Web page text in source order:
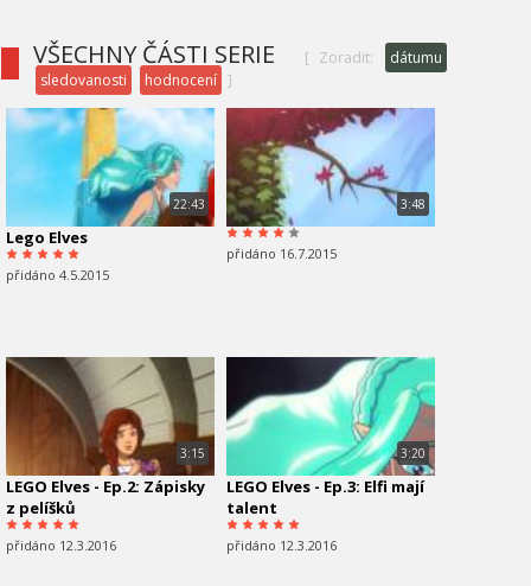
VŠECHNY ČÁSTI SERIE [ Zoradit:
dátumu
sledovanosti
hodnocení ]
22:43
Lego Elves
přidáno 4.5.2015
3:48
přidáno 16.7.2015
3:15
LEGO Elves - Ep.2: Zápisky
z pelíšků
přidáno 12.3.2016
3:20
LEGO Elves - Ep.3: Elfi mají
talent
přidáno 12.3.2016